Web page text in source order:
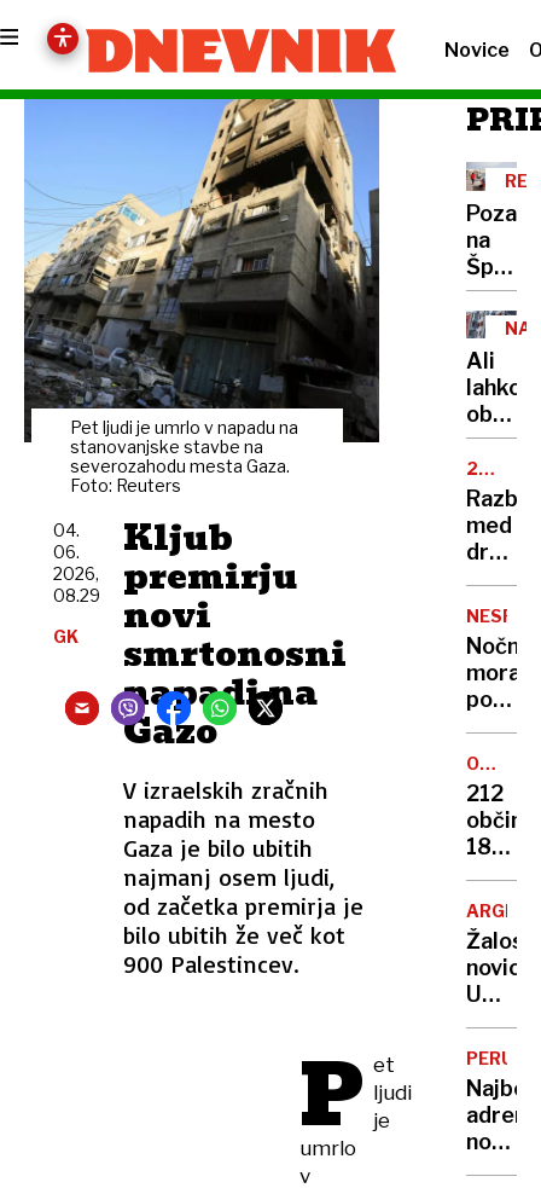
Novice
Pet ljudi je umrlo v napadu na
stanovanjske stavbe na
severozahodu mesta Gaza.
Foto: Reuters
Kljub
premirju
novi
smrtonosni
napadi na
Gazo
V izraelskih zračnih
napadih na mesto
Gaza je bilo ubitih
najmanj osem ljudi,
od začetka premirja je
bilo ubitih že več kot
900 Palestincev.
04.
06.
2026,
08.29
GK
P et
ljudi
je
umrlo
v
na
to je
pet
najbolj
Ali
lahko
javno
ujezil
25.
med
žrtev
11.
»Če
bo
župan
tam,
nas
ne
bo«
Nočna
mora
noči:
zakaj
v
vročini
ne
VRHOV
212
občin,
180
točk:
njun
cilj
je
skriti
vrh
novica:
Umrl
je
Jorge
Messi,
človek,
ki je
stal
za
PERU
Najbolj
na